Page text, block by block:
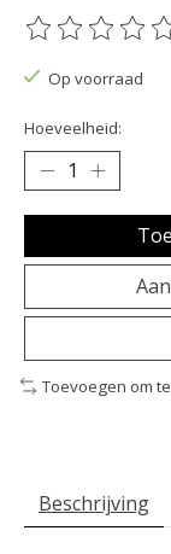
De beoordeling
Op voorraad
Hoeveelheid:
Toevoegen om
Beschrijving